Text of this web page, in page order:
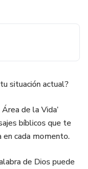
situación actual?
de la Vida’
bíblicos que te
en cada momento.
de Dios puede